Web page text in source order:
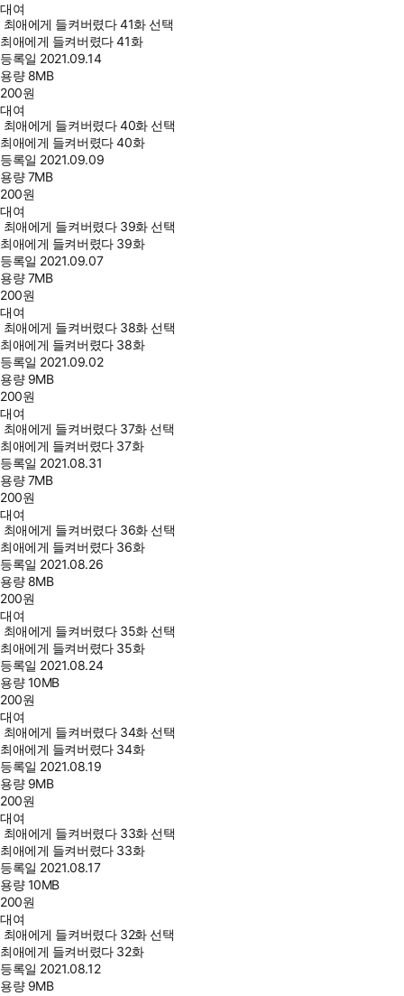
대여
최애에게 들켜버렸다 41화 선택
최애에게 들켜버렸다 41화
등록일 2021.09.14
용량 8MB
200원
대여
최애에게 들켜버렸다 40화 선택
최애에게 들켜버렸다 40화
등록일 2021.09.09
용량7MB
200원
대여
최애에게 들켜버렸다 39화 선택
최애에게 들켜버렸다 39화
등록일 2021.09.07
용량7MB
200원
대여
최애에게 들켜버렸다 38화 선택
최애에게 들켜버렸다 38화
등록일 2021.09.02
용량 9MB
200원
대여
최애에게 들켜버렸다 37화 선택
최애에게 들켜버렸다 37화
등록일 2021.08.31
용량7MB
200원
대여
최애에게 들켜버렸다 36화 선택
최애에게 들켜버렸다 36화
등록일 2021.08.26
용량 8MB
200원
대여
최애에게 들켜버렸다 35화 선택
최애에게 들켜버렸다 35화
등록일 2021.08.24
용량10MB
200원
대여
최애에게 들켜버렸다 34화 선택
최애에게 들켜버렸다 34화
등록일 2021.08.19
용량 9MB
200원
대여
최애에게 들켜버렸다 33화 선택
최애에게 들켜버렸다 33화
등록일 2021.08.17
용량10MB
200원
대여
최애에게 들켜버렸다 32화 선택
최애에게 들켜버렸다 32화
등록일 2021.08.12
용량 9MB